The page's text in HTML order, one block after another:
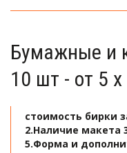
Бумажные и
10 шт - от 5
стоимость бирки
2.Наличие макета
5.Форма и